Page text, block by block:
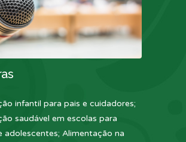
infantil para pais e cuidadores;
saudável em escolas para
adolescentes; Alimentação na